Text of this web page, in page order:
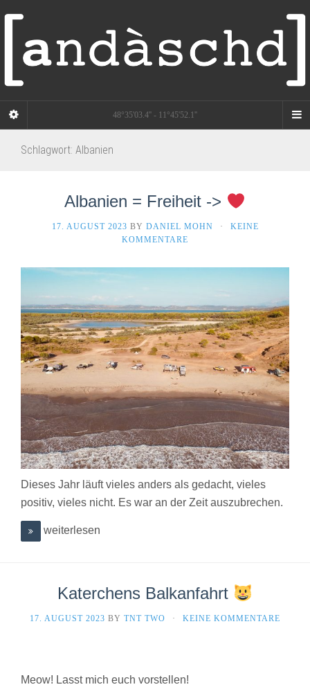
48°35'03.4'' - 11°45'52.1''
Schlagwort: Albanien
Albanien = Freiheit ->
17. AUGUST 2023 BY DANIEL MOHN ·
KEINE
KOMMENTARE
Dieses Jahr läuft vieles anders als gedacht, vieles
positiv, vieles nicht. Es war an der Zeit auszubrechen.
weiterlesen
Katerchens Balkanfahrt
17. AUGUST 2023 BY TNT TWO · KEINE KOMMENTARE
Meow! Lasst mich euch vorstellen!